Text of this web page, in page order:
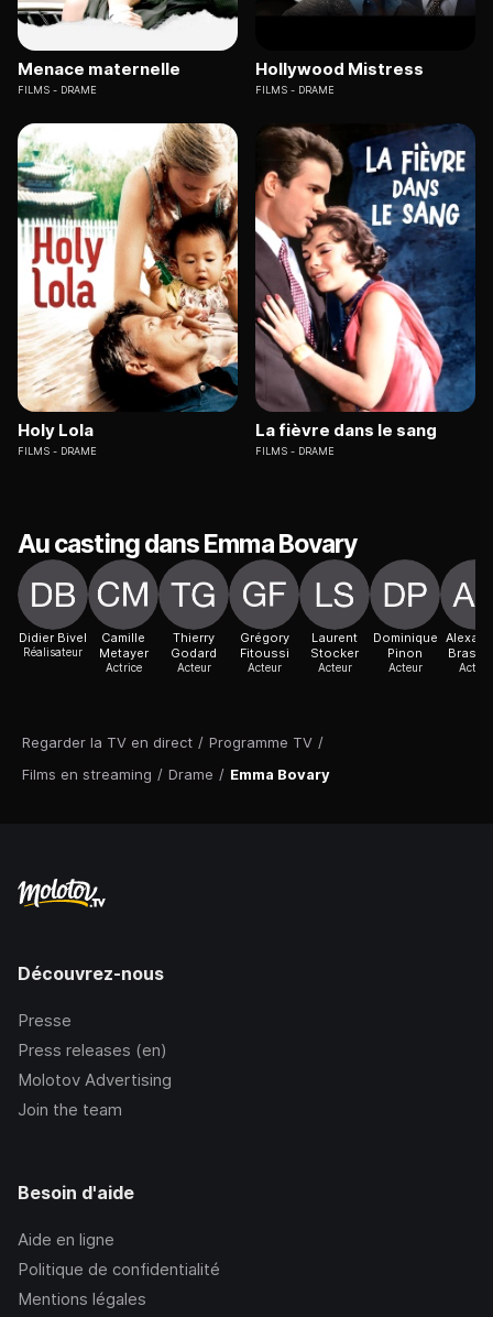
Regarder la TV en direct / Programme TV /
Films en streaming / Drame / Emma Bovary
Menace maternelle
FILMS DRAME
Hollywood Mistress
FILMS DRAME
Holy Lola
FILMS DRAME
La fièvre dans le sang
FILMS DRAME
Au casting dans Emma Bovary
Didier Bivel
Réalisateur
Camille
Metayer
Actrice
Thierry
Godard
Acteur
Grégory
Fitoussi
Acteur
Laurent
Stocker
Acteur
Dominique
Pinon
Acteur Acteur
Découvrez-nous
Presse
Press releases (en)
Molotov Advertising
Join the team
Besoin d'aide
Aide en ligne
Politique de confidentialité
Mentions légales